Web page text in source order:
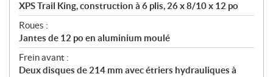
XPS Trail King, construction à 6 plis, 26 x 8/10 x 12 po
Roues :
Jantes de 12 po en aluminium moulé
Frein avant :
Deux disques de 214 mm avec étriers hydrauliques à